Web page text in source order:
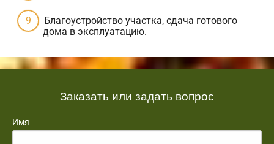
Благоустройство участка, сдача готового
дома в эксплуатацию.
Заказать или задать вопрос
Имя